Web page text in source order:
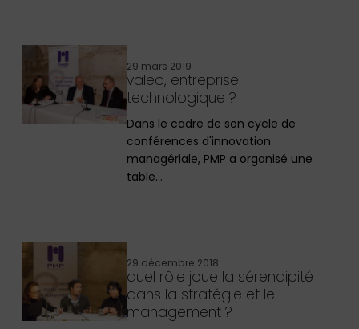
29 mars 2019
valeo, entreprise
technologique ?
Dans le cadre de son cycle de
conférences d'innovation
managériale, PMP a organisé une
table…
29 décembre 2018
quel rôle joue la sérendipité
dans la stratégie et le
management ?